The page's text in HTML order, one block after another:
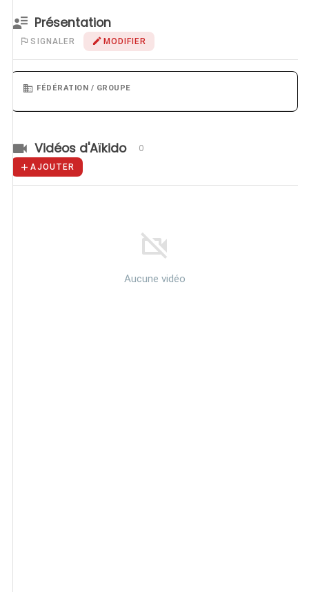
Présentation
SIGNALER MODIFIER
FÉDÉRATION / GROUPE
Vidéos d'Aïkido 0
AJOUTER
Aucune vidéo